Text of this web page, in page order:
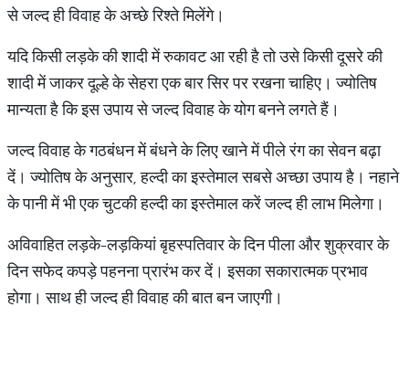
से जल्द ही विवाह के अच्छे रिश्ते मिलेंगे।
यदि किसी लड़के की शादी में रुकावट आ रही है तो उसे किसी दूसरे की
शादी में जाकर दूल्हे के सेहरा एक बार सिर पर रखना चाहिए। ज्योतिष
मान्यता है कि इस उपाय से जल्द विवाह के योग बनने लगते हैं।
जल्द विवाह के गठबंधन में बंधने के लिए खाने में पीले रंग का सेवन बढ़ा
दें। ज्योतिष के अनुसार, हल्दी का इस्तेमाल सबसे अच्छा उपाय है। नहाने
के पानी में भी एक चुटकी हल्दी का इस्तेमाल करें जल्द ही लाभ मिलेगा।
अविवाहित लड़के-लड़कियां बृहस्पतिवार के दिन पीला और शुक्रवार के
दिन सफेद कपड़े पहनना प्रारंभ कर दें। इसका सकारात्मक प्रभाव
होगा। साथ ही जल्द ही विवाह की बात बन जाएगी।